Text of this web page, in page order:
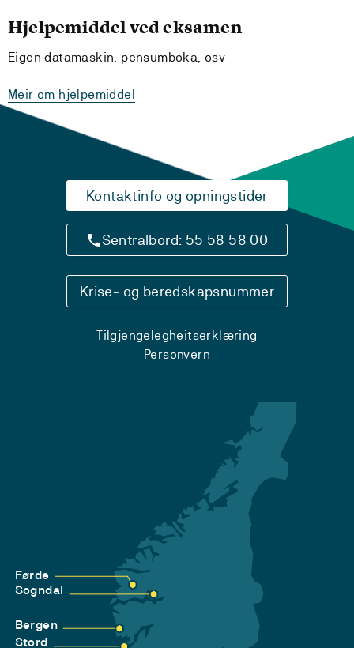
Hjelpemiddel ved eksamen
Eigen datamaskin, pensumboka, osv
Meir om hjelpemiddel
Kontaktinfo og opningstider
Sentralbord: 55 58 58 00
Krise- og beredskapsnummer
Tilgjengelegheitserklæring
Personvern
Førde
Sogndal
Bergen
Stord